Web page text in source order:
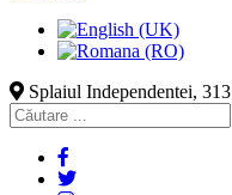
Splaiul Independentei, 313